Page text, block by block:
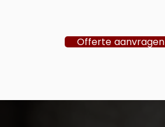
Offerte aanvragen